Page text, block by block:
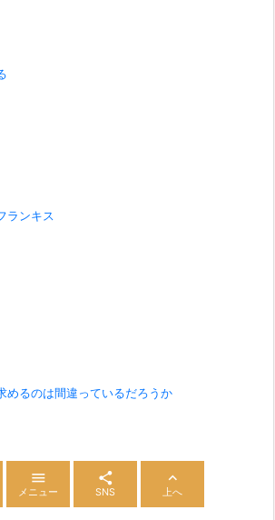
ランキス
めるのは間違っているだろうか

メニュー

SNS

上へ